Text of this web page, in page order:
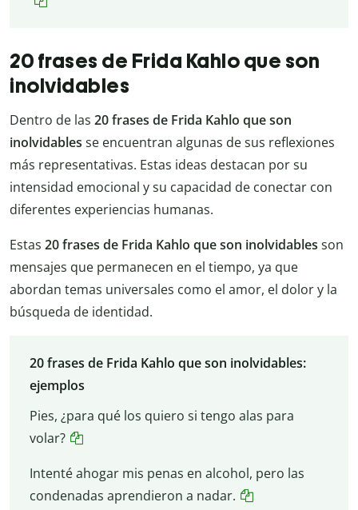
20 frases de Frida Kahlo que son
inolvidables
Dentro de las 20 frases de Frida Kahlo que son
inolvidables se encuentran algunas de sus reflexiones
más representativas. Estas ideas destacan por su
intensidad emocional y su capacidad de conectar con
diferentes experiencias humanas.
Estas 20 frases de Frida Kahlo que son inolvidables son
mensajes que permanecen en el tiempo, ya que
abordan temas universales como el amor, el dolor y la
búsqueda de identidad.
20 frases de Frida Kahlo que son inolvidables:
ejemplos
Pies, ¿para qué los quiero si tengo alas para
volar?
Intenté ahogar mis penas en alcohol, pero las
condenadas aprendieron a nadar.